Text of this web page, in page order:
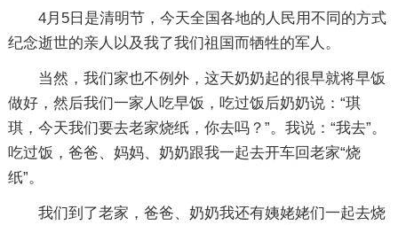
4月5日是清明节，今天全国各地的人民用不同的方式
纪念逝世的亲人以及我了我们祖国而牺牲的军人。
当然，我们家也不例外，这天奶奶起的很早就将早饭
做好，然后我们一家人吃早饭，吃过饭后奶奶说：“琪
琪，今天我们要去老家烧纸，你去吗？”。我说：“我去”。
吃过饭，爸爸、妈妈、奶奶跟我一起去开车回老家“烧
纸”。
我们到了老家，爸爸、奶奶我还有姨姥姥们一起去烧